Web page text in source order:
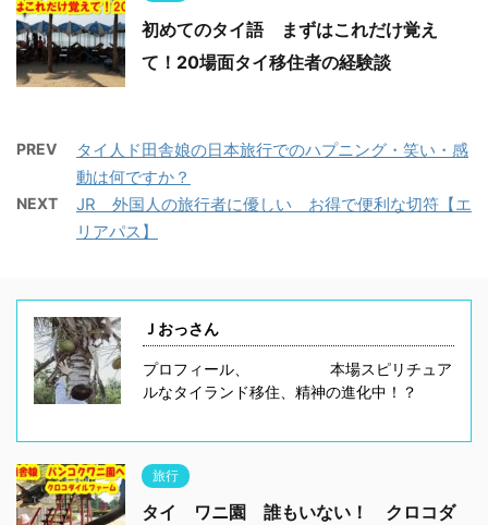
初めてのタイ語 まずはこれだけ覚え
て！20場面タイ移住者の経験談
PREV
タイ人ド田舎娘の日本旅行でのハプニング・笑い・感
動は何ですか？
NEXT
JR 外国人の旅行者に優しい お得で便利な切符【エ
リアパス】
Ｊおっさん
プロフィール、 本場スピリチュア
ルなタイランド移住、精神の進化中！？
旅行
タイ ワニ園 誰もいない！ クロコダ